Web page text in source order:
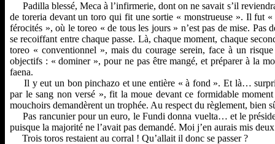
Padilla blessé, Meca à l’infirmerie, dont on ne savait s’il
de toreria devant un toro qui fit une sortie « monstrueuse ». Il fut
férocités », où le toreo « de tous les jours » n’est pas de mise. Pas
se recoiffant entre chaque passe. Là, chaque moment, chaque
toreo « conventionnel », mais du courage serein, face à un
objectifs : « dominer », pour ne pas être mangé, et préparer à la
faena.
Il y eut un bon pinchazo et une entière « à fond ». Et là…
par le sang non versé », fit la moue devant ce formidable
mouchoirs demandèrent un trophée. Au respect du règlement, bien
Pas rancunier pour un euro, le Fundi donna vuelta… et le
puisque la majorité ne l’avait pas demandé. Moi j’en aurais mis
Trois toros restaient au corral ! Qu’allait il donc se passer ?